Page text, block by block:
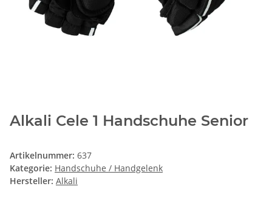
Alkali Cele 1 Handschuhe Senior
Artikelnummer: 637
Kategorie: Handschuhe / Handgelenk
Hersteller: Alkali